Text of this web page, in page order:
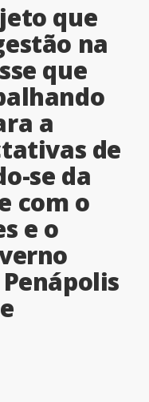
que
na
que
a
de
se da
com o
e o